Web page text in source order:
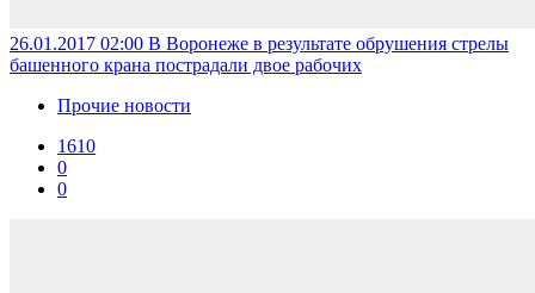
26.01.2017 02:00 В Воронеже в результате обрушения стрелы
башенного крана пострадали двое рабочих
Прочие новости
1610
0
0